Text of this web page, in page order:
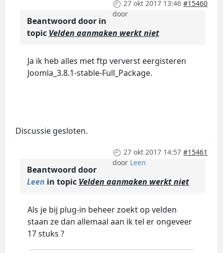
27 okt 2017 13:46 #15460
door
Beantwoord door in
topic Velden aanmaken werkt niet
Ja ik heb alles met ftp ververst eergisteren
Joomla_3.8.1-stable-Full_Package.
Discussie gesloten.
27 okt 2017 14:57 #15461
door Leen
Beantwoord door
Leen in topic Velden aanmaken werkt niet
Als je bij plug-in beheer zoekt op velden
staan ze dan allemaal aan ik tel er ongeveer
17 stuks ?